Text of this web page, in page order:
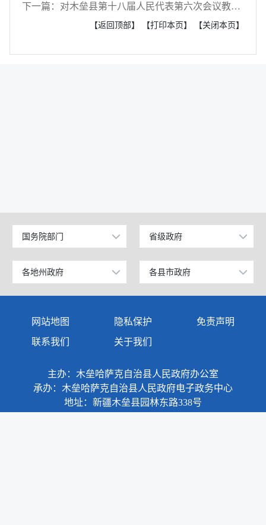
下一篇：对木垒县第十八届人民代表第六次会议教科文卫类建议（第44号）的答复
【返回顶部】 【打印本页】 【关闭本页】
国务院部门
公安部
工业和信息化部
科学技术部
教育部
国家发展和改革委员会
国防部
省级政府
北京
上海
广东
天津
江苏
山东
浙江
各地州政府
乌鲁木齐市
博尔塔拉蒙古自治州
克拉玛依市
各县市政府
昌吉市
吉木萨尔县
奇台县
网站地图 隐私保护
免责声明
联系我们
关于我们
主办：木垒哈萨克自治县人民政府办公室
承办：木垒哈萨克自治县人民政府电子政务中心
地址：新疆木垒县园林东路338号